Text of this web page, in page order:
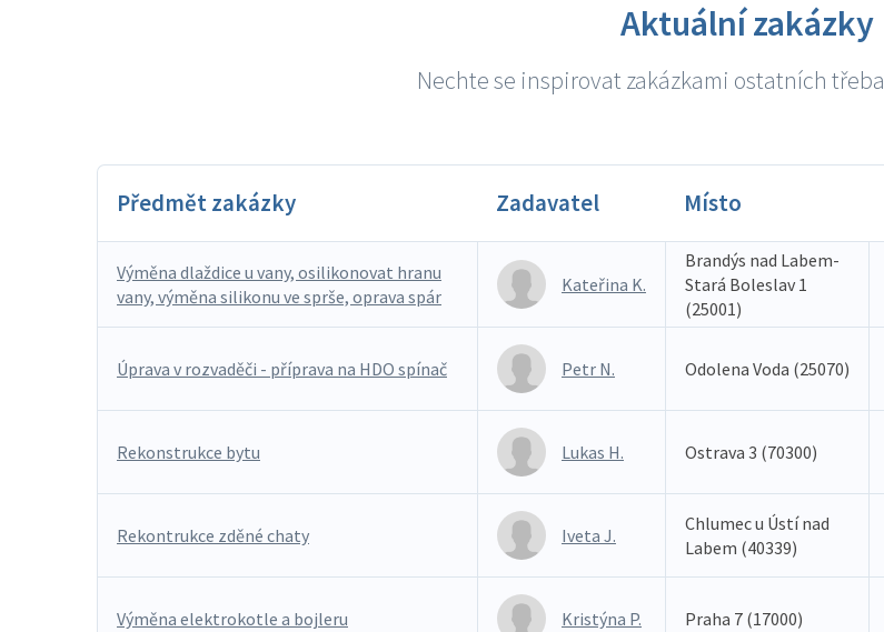
Aktuální zakázky
Nechte se inspirovat zakázkami ostatních
Předmět zakázky Zadavatel Místo
Výměna dlaždice u vany, osilikonovat hranu
vany, výměna silikonu ve sprše, oprava spár
Kateřina K.
Brandýs nad Labem-
Stará Boleslav 1
(25001)
Úprava v rozvaděči - příprava na HDO spínač Petr N. Odolena Voda (25070)
Rekonstrukce bytu Lukas H. Ostrava 3 (70300)
Rekontrukce zděné chaty Iveta J.
Chlumec u Ústí nad
Labem (40339)
Výměna elektrokotle a bojleru Kristýna P. Praha 7 (17000)